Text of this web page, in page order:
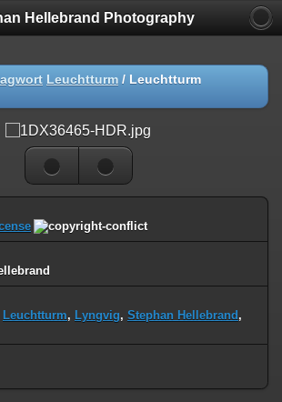
Hellebrand Photography
Leuchtturm / Leuchtturm
Leuchtturm, Lyngvig, Stephan Hellebrand ,